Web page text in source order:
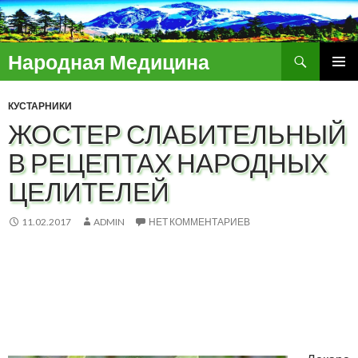
Народная Медицина
ПЕРЕЙТИ
СОДЕРЖИМОМУ
КУСТАРНИКИ
ЖОСТЕР СЛАБИТЕЛЬНЫЙ
В РЕЦЕПТАХ НАРОДНЫХ
ЦЕЛИТЕЛЕЙ
11.02.2017 ADMIN НЕТ КОММЕНТАРИЕВ